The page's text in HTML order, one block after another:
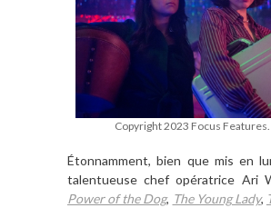
Copyright 2023 Focus Features.
Étonnamment, bien que mis en
talentueuse chef opératrice Ari
Power of the Dog, The Young Lady,